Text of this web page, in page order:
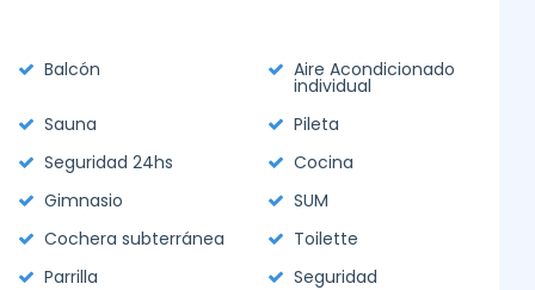
Balcón Aire Acondicionado
individual
Sauna
Pileta
Seguridad 24hs
Cocina
Gimnasio
SUM
Cochera subterránea
Toilette
Parrilla
Seguridad